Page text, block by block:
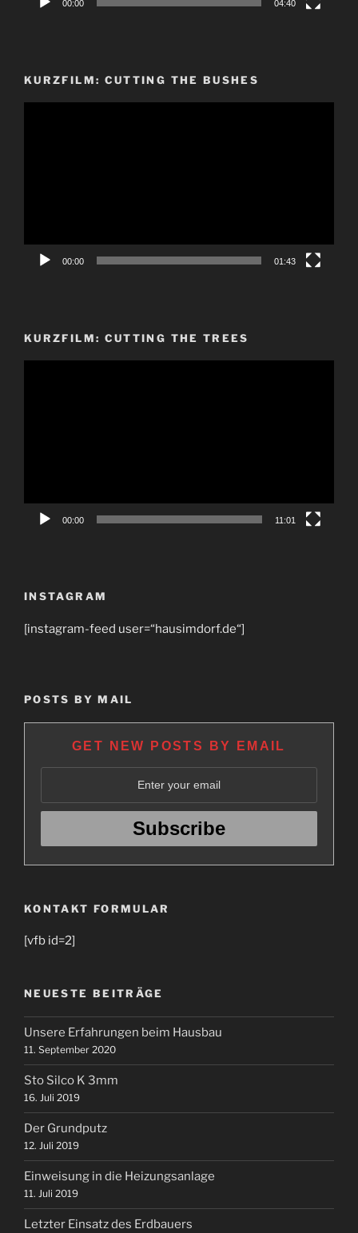
00:00 04:40
KURZFILM: CUTTING THE BUSHES
00:00 01:43
KURZFILM: CUTTING THE TREES
00:00 11:01
INSTAGRAM
[instagram-feed user=“hausimdorf.de“]
POSTS BY MAIL
GET NEW POSTS BY EMAIL
KONTAKT FORMULAR
[vfb id=2]
NEUESTE BEITRÄGE
Unsere Erfahrungen beim Hausbau
11. September 2020
Sto Silco K 3mm
16. Juli 2019
Der Grundputz
12. Juli 2019
Einweisung in die Heizungsanlage
11. Juli 2019
Letzter Einsatz des Erdbauers